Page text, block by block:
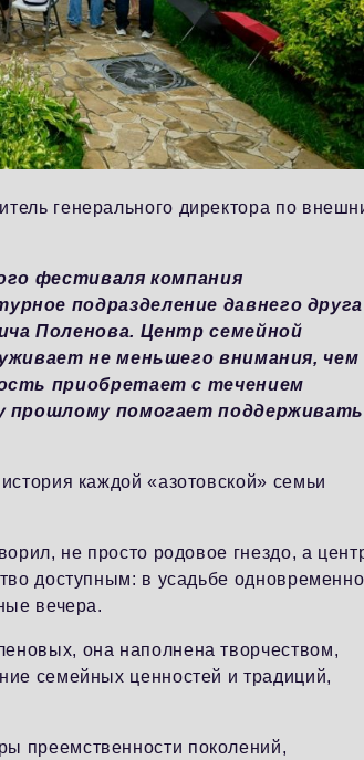
генерального директора по
фестиваля компания
подразделение давнего
Поленова. Центр семейной
не меньшего внимания, чем
приобретает с течением
прошлому помогает поддерживать
каждой «азотовской» семьи
не просто родовое гнездо, а
доступным: в усадьбе одновременно
вечера.
она наполнена творчеством,
семейных ценностей и традиций,
преемственности поколений,